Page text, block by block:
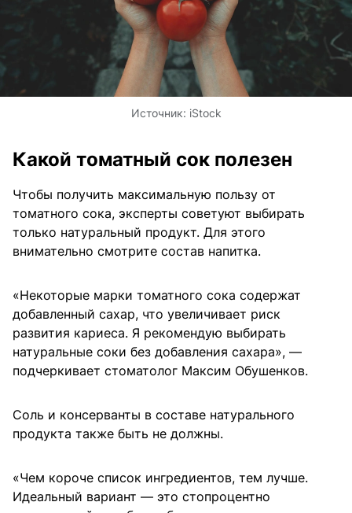
Источник: iStock
Какой томатный сок полезен
Чтобы получить максимальную пользу от
томатного сока, эксперты советуют выбирать
только натуральный продукт. Для этого
внимательно смотрите состав напитка.
«Некоторые марки томатного сока содержат
добавленный сахар, что увеличивает риск
развития кариеса. Я рекомендую выбирать
натуральные соки без добавления сахара», —
подчеркивает стоматолог Максим Обушенков.
Соль и консерванты в составе натурального
продукта также быть не должны.
«Чем короче список ингредиентов, тем лучше.
Идеальный вариант — это стопроцентно